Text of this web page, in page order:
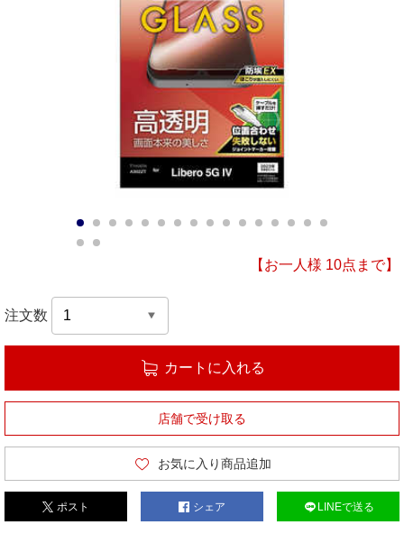
10 11 12 13 14 15
17
【お一人様 10点まで】
注文数
カートに入れる
店舗で受け取る
お気に入り商品追加
ポスト シェア LINEで送る